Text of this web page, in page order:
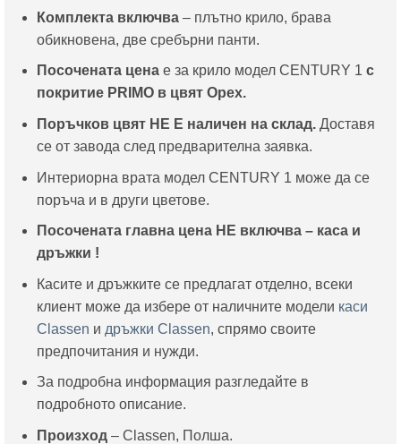
Комплекта включва– плътно крило, брава
обикновена, две сребърни панти.
Посочената ценае за крило модел CENTURY 1 с
покритие PRIMO в цвят Орех.
Поръчков цвят НЕ Е наличен на склад.Доставя
се от завода след предварителна заявка.
Интериорна врата модел CENTURY 1 може да се
поръча и в други цветове.
Посочената главна цена НЕ включва – каса и
дръжки !
Касите и дръжките се предлагат отделно, всеки
клиент може да избере от наличните модели каси
Classen и дръжки Classen, спрямо своите
предпочитания и нужди.
За подробна информация разгледайте в
подробното описание.
Произход– Classen, Полша.